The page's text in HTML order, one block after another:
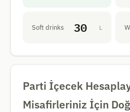
Soft drinks 30 L
Parti İçecek
Misafirleriniz İçin